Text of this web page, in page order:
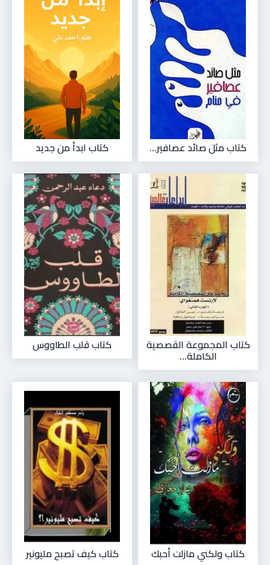
كتاب مثل صائد عصافير... كتاب ابدأ من جديد
كتاب المجموعة القصصية
الكاملة...
كتاب قلب الطاووس
كتاب ولكني مازلت أحبك كتاب كيف تصبح مليونير